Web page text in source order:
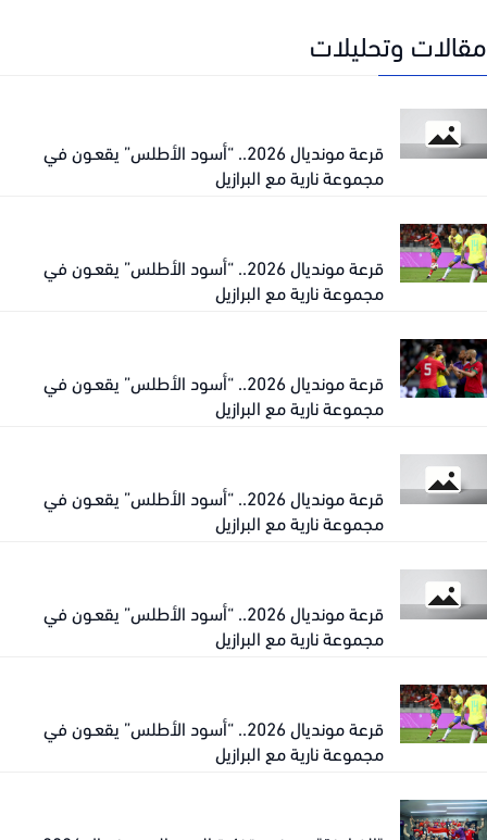
وتحليلات
قرعة مونديال 2026.. “أسود الأطلس” يقعـون في
مجموعة نارية مع البرازيل
قرعة مونديال 2026.. “أسود الأطلس” يقعـون في
مجموعة نارية مع البرازيل
قرعة مونديال 2026.. “أسود الأطلس” يقعـون في
مجموعة نارية مع البرازيل
قرعة مونديال 2026.. “أسود الأطلس” يقعـون في
مجموعة نارية مع البرازيل
قرعة مونديال 2026.. “أسود الأطلس” يقعـون في
مجموعة نارية مع البرازيل
قرعة مونديال 2026.. “أسود الأطلس” يقعـون في
مجموعة نارية مع البرازيل